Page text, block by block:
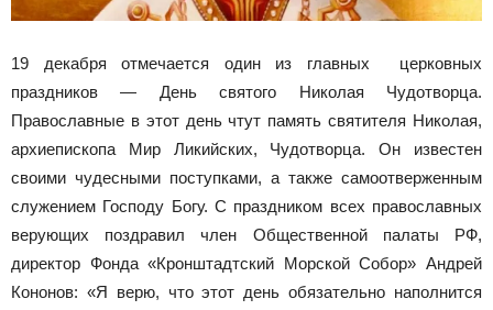
19 декабря отмечается один из главных церковных
праздников — День святого Николая Чудотворца.
Православные в этот день чтут память святителя Николая,
архиепископа Мир Ликийских, Чудотворца. Он известен
своими чудесными поступками, а также самоотверженным
служением Господу Богу. С праздником всех православных
верующих поздравил член Общественной палаты РФ,
директор Фонда «Кронштадтский Морской Собор» Андрей
Кононов: «Я верю, что этот день обязательно наполнится